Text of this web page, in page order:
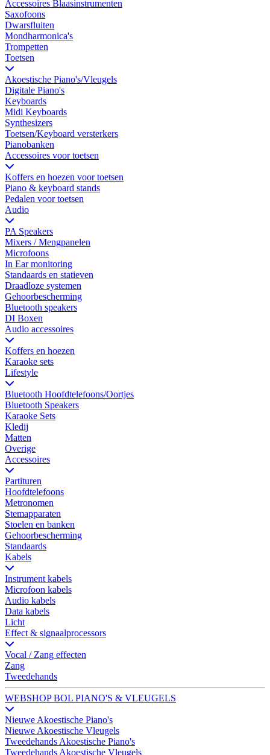
Accessoires Blaasinstrumenten
Saxofoons
Dwarsfluiten
Mondharmonica's
Trompetten
Toetsen
Akoestische Piano's/Vleugels
Digitale Piano's
Keyboards
Midi Keyboards
Synthesizers
Toetsen/Keyboard versterkers
Pianobanken
Accessoires voor toetsen
Koffers en hoezen voor toetsen
Piano & keyboard stands
Pedalen voor toetsen
Audio
PA Speakers
Mixers / Mengpanelen
Microfoons
In Ear monitoring
Standaards en statieven
Draadloze systemen
Gehoorbescherming
Bluetooth speakers
DI Boxen
Audio accessoires
Koffers en hoezen
Karaoke sets
Lifestyle
Bluetooth Hoofdtelefoons/Oortjes
Bluetooth Speakers
Karaoke Sets
Kledij
Matten
Overige
Accessoires
Partituren
Hoofdtelefoons
Metronomen
Stemapparaten
Stoelen en banken
Gehoorbescherming
Standaards
Kabels
Instrument kabels
Microfoon kabels
Audio kabels
Data kabels
Licht
Effect & signaalprocessors
Vocal / Zang effecten
Zang
Tweedehands
WEBSHOP BOL PIANO'S & VLEUGELS
Nieuwe Akoestische Piano's
Nieuwe Akoestische Vleugels
Tweedehands Akoestische Piano's
Tweedehands Akoestische Vleugels